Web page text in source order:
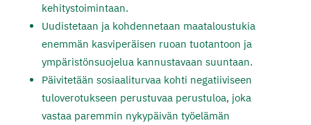
kehitystoimintaan.
Uudistetaan ja kohdennetaan maataloustukia
enemmän kasviperäisen ruoan tuotantoon ja
ympäristönsuojelua kannustavaan suuntaan.
Päivitetään sosiaaliturvaa kohti negatiiviseen
tuloverotukseen perustuvaa perustuloa, joka
vastaa paremmin nykypäivän työelämän